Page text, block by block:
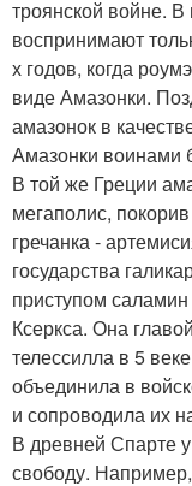
троянской войне.
воспринимают
х годов, когда
виде Амазонки.
амазонок в
Амазонки воинами
В той же Греции
мегаполис,
гречанка -
государства
приступом
Ксеркса. Она
телессилла в 5
объединила в
и сопроводила их
В древней Спарте
свободу.